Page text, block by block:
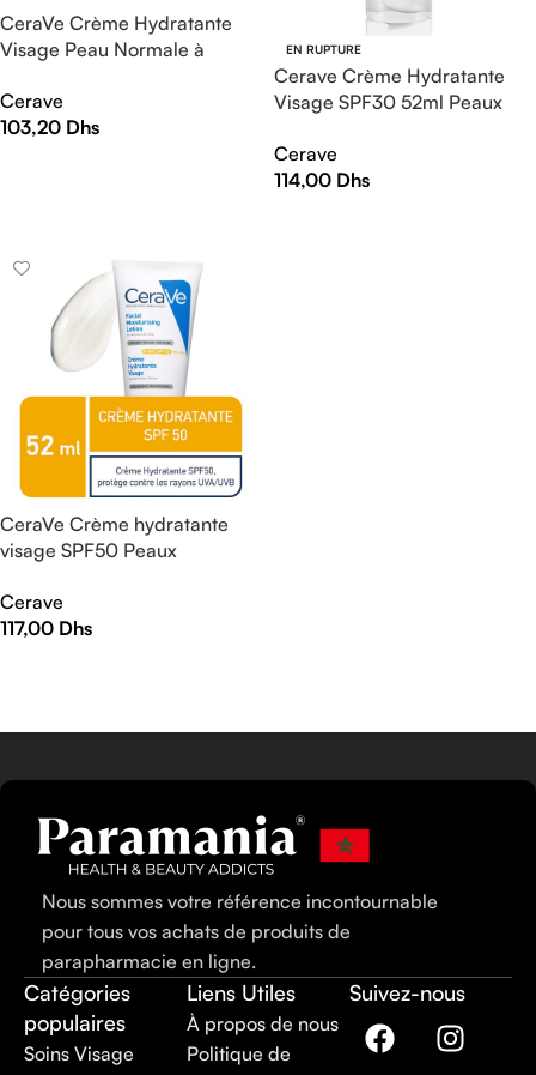
CeraVe Crème Hydratante
Visage Peau Normale à
Cerave
103,20 Dhs
EN RUPTURE
Cerave Crème Hydratante
Visage SPF30 52ml Peaux
Cerave
114,00 Dhs
CeraVe Crème hydratante
visage SPF50 Peaux
Cerave
117,00 Dhs
Nous sommes votre référence incontournable
pour tous vos achats de produits de
parapharmacie en ligne.
Catégories
populaires
Soins Visage
Liens Utiles
À propos de nous
Politique de
Suivez-nous